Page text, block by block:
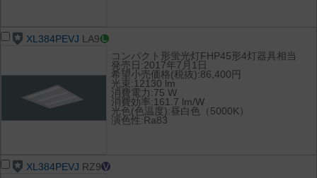
XL384PEVJ LA9
コンパクト形蛍光灯FHP45形4灯器具相当
発売日:2017年7月1日
希望小売価格(税抜):86,400円
光束:12130 lm
消費電力:75 W
消費効率:161.7 lm/W
光色(色温度):昼白色（5000K）
演色性:Ra83
XL384PEVJ RZ9